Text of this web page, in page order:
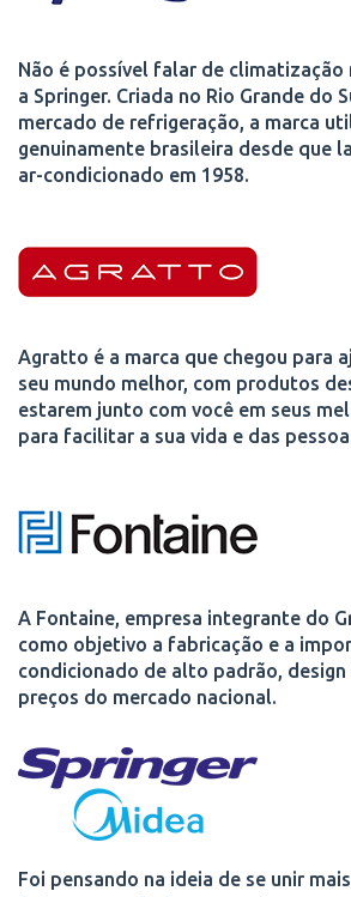
Não é possível falar de climatização
a Springer. Criada no Rio Grande do
mercado de refrigeração, a marca
genuinamente brasileira desde que
ar-condicionado em 1958.
Agratto é a marca que chegou para
seu mundo melhor, com produtos
estarem junto com você em seus
para facilitar a sua vida e das
A Fontaine, empresa integrante do
como objetivo a fabricação e a
condicionado de alto padrão, design
preços do mercado nacional.
Foi pensando na ideia de se unir